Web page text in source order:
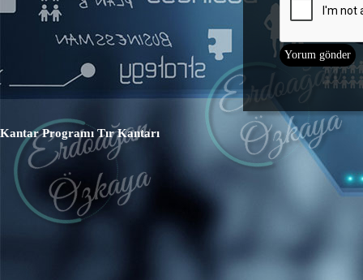
Kantar Programı Tır Kantarı